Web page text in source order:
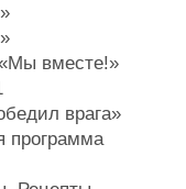
вместе!»
врага»
программа